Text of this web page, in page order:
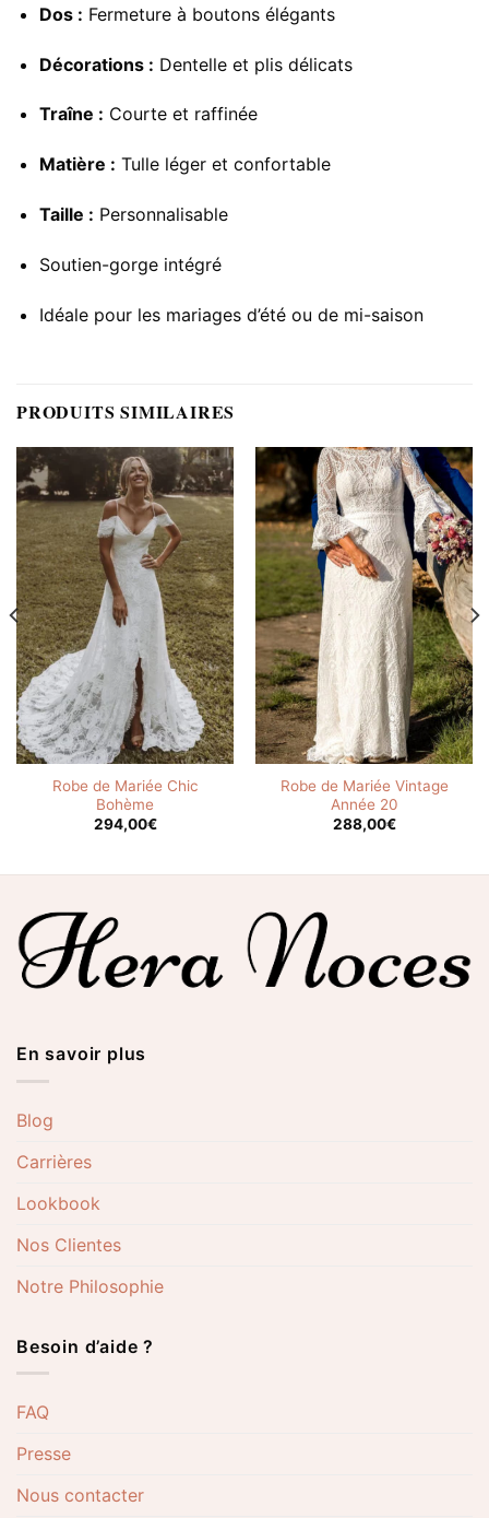
Dos : Fermeture à boutons élégants
Décorations : Dentelle et plis délicats
Traîne : Courte et raffinée
Matière : Tulle léger et confortable
Taille : Personnalisable
Soutien-gorge intégré
Idéale pour les mariages d’été ou de mi-saison
PRODUITS SIMILAIRES
Robe de Mariée Chic
Bohème
294,00€
Robe de Mariée Vintage
Année 20
288,00€
En savoir plus
Blog
Carrières
Lookbook
Nos Clientes
Notre Philosophie
Besoin d’aide ?
FAQ
Presse
Nous contacter